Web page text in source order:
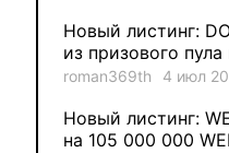
aleksandr-es 2
Jevick 1
Новый листинг:
из призового
roman369th 4 июл
Новый листинг:
на 105 000 000